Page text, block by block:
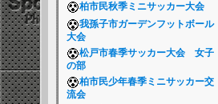
柏市民秋季ミニサッカー大会
我孫子市ガーデンフットボール
大会
松戸市春季サッカー大会 女子
の部
柏市民少年春季ミニサッカー交
流会